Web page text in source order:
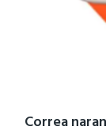
Correa